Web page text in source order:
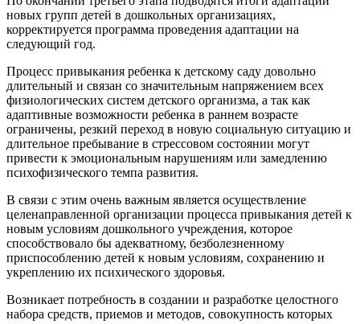
новых групп детей в дошкольных организациях,
корректируется программа проведения адаптации на
следующий год.
Процесс привыкания ребенка к детскому саду довольно
длительный и связан со значительным напряжением всех
физиологических систем детского организма, а так как
адаптивные возможности ребенка в раннем возрасте
ограничены, резкий переход в новую социальную ситуацию и
длительное пребывание в стрессовом состоянии могут
привести к эмоциональным нарушениям или замедлению
психофизического темпа развития.
В связи с этим очень важным является осуществление
целенаправленной организации процесса привыкания детей к
новым условиям дошкольного учреждения, которое
способствовало бы адекватному, безболезненному
приспособлению детей к новым условиям, сохранению и
укреплению их психического здоровья.
Возникает потребность в создании и разработке целостного
набора средств, приемов и методов, совокупность которых